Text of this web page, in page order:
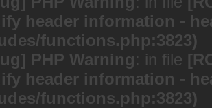
header information -
functions.php:3823)
PHP Warning: in file
header information -
functions.php:3823)